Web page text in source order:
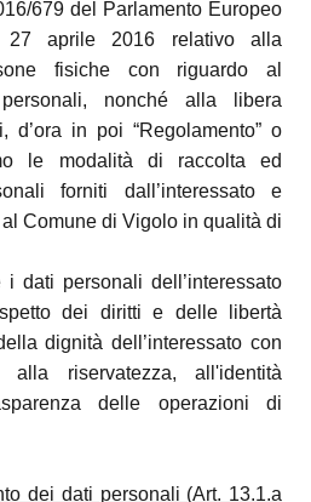
679 del Parlamento Europeo
aprile 2016 relativo alla
fisiche con riguardo al
nonché alla libera
d’ora in poi “Regolamento” o
le modalità di raccolta ed
forniti dall’interessato e
Comune di Vigolo in qualità di
i dati personali dell’interessato
dei diritti e delle libertà
dignità dell’interessato con
alla riservatezza, all'identità
delle operazioni di
dei dati personali (Art. 13.1.a